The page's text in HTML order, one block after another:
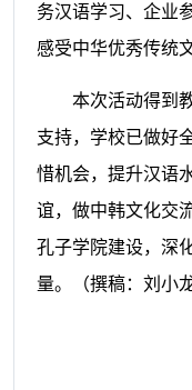
务汉语学习、企业
感受中华优秀传统
本次活动得到
支持，学校已做好
惜机会，提升汉语
谊，做中韩文化交
孔子学院建设，深
量。
（撰稿：刘小